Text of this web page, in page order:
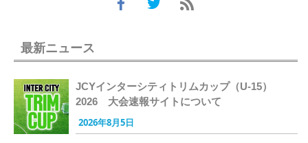
最新ニュース
JCYインターシティトリムカップ（U-15）
2026 大会速報サイトについて
2026年8月5日